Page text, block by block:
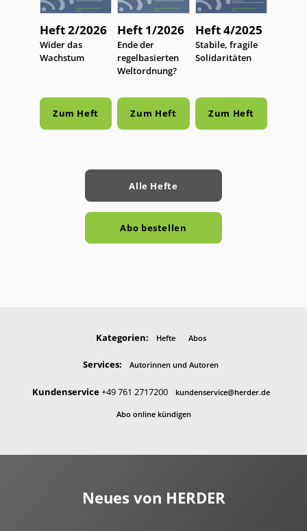
Heft 2/2026
:
Wider das
Wachstum
Zum Heft
Heft 1/2026
:
Ende der
regelbasierten
Weltordnung?
Zum Heft
Heft 4/2025
:
Stabile, fragile
Solidaritäten
Zum Heft
Alle Hefte
Abo bestellen
Kategorien: Hefte Abos
Services: Autorinnen und Autoren
Kundenservice+49 761 2717200 kundenservice@herder.de
Abo online kündigen
Neues von HERDER